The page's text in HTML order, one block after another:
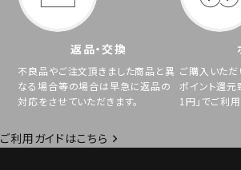
返品・交換
不良品やご注文頂きました商品と異
なる場合等の場合は早急に返品の
対応をさせていただきます。
ご購入いた
ポイント還元
1円」でご利
ご利用ガイドはこちら